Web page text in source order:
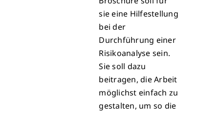
sie eine Hilfestellung
bei der
Durchführung einer
Risikoanalyse sein.
Sie soll dazu
beitragen, die Arbeit
möglichst einfach zu
gestalten, um so die